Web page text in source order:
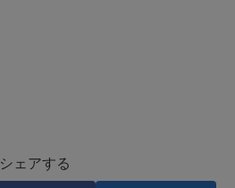
シェアする